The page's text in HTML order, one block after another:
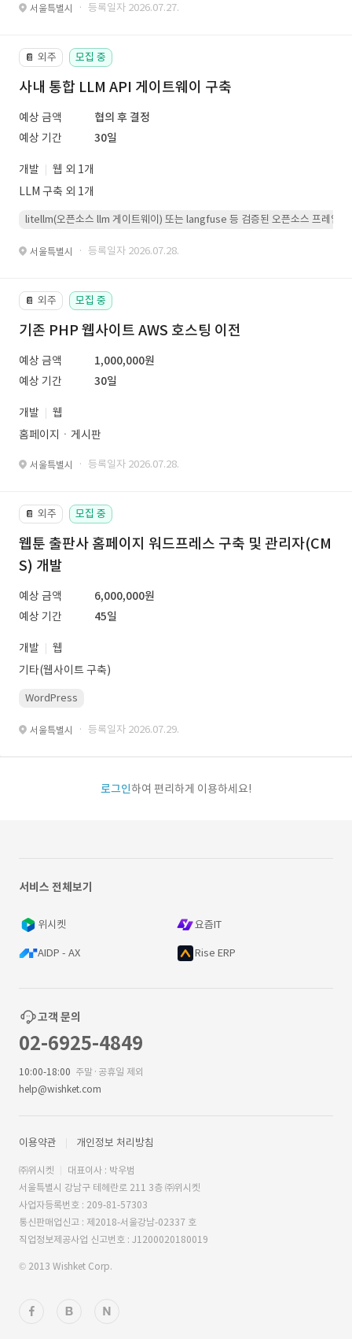
서울특별시 · 등록일자 2026.07.27.
📔 외주 모집 중
사내 통합 LLM API 게이트웨이 구축
예상 금액
협의 후 결정
예상 기간
30일
개발
웹 외 1개
LLM 구축 외 1개
litellm(오픈소스 llm 게이트웨이) 또는 langfuse 등 검증된 오픈소스 프레임워
서울특별시 · 등록일자 2026.07.28.
📔 외주 모집 중
기존 PHP 웹사이트 AWS 호스팅 이전
예상 금액
1,000,000원
예상 기간
30일
개발
웹
홈페이지ㆍ게시판
서울특별시 · 등록일자 2026.07.28.
📔 외주 모집 중
웹툰 출판사 홈페이지 워드프레스 구축 및 관리자(CM
S) 개발
예상 금액
6,000,000원
예상 기간
45일
개발
웹
기타(웹사이트 구축)
WordPress
서울특별시 · 등록일자 2026.07.29.
로그인하여 편리하게 이용하세요!
서비스 전체보기
위시켓 요즘IT
AIDP - AX Rise ERP
고객 문의
02-6925-4849
10:00-18:00 주말·공휴일 제외
help@wishket.com
이용약관 개인정보 처리방침
㈜위시켓
대표이사 : 박우범
서울특별시 강남구 테헤란로 211 3층 ㈜위시켓
사업자등록번호 : 209-81-57303
통신판매업신고 : 제2018-서울강남-02337 호
직업정보제공사업 신고번호 : J1200020180019
© 2013 Wishket Corp.